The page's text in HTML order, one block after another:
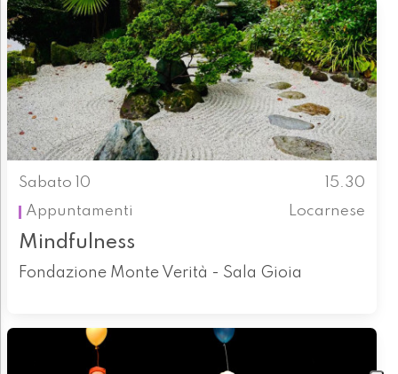
Sabato 10
15.30
Appuntamenti
Locarnese
Mindfulness
Fondazione Monte Verità - Sala Gioia